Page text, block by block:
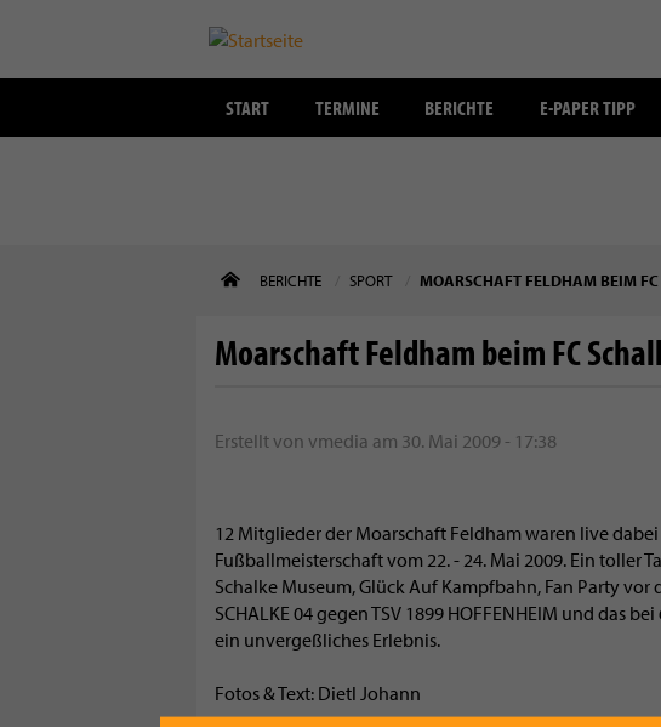
START TERMINE BERICHTE E-PAPER TIPP
BERICHTE SPORT MOARSCHAFT FELDHAM BEIM
Moarschaft Feldham beim FC
Erstellt von vmedia am 30. Mai 2009 - 17:38
12 Mitglieder der Moarschaft Feldham waren live
Fußballmeisterschaft vom 22. - 24. Mai 2009. Ein toller
Schalke Museum, Glück Auf Kampfbahn, Fan Party vor
SCHALKE 04 gegen TSV 1899 HOFFENHEIM und das
ein unvergeßliches Erlebnis.
Fotos & Text: Dietl Johann